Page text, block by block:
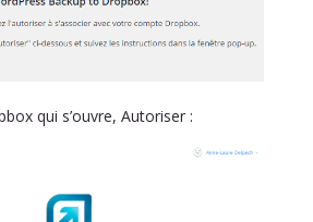
qui s’ouvre, Autoriser :